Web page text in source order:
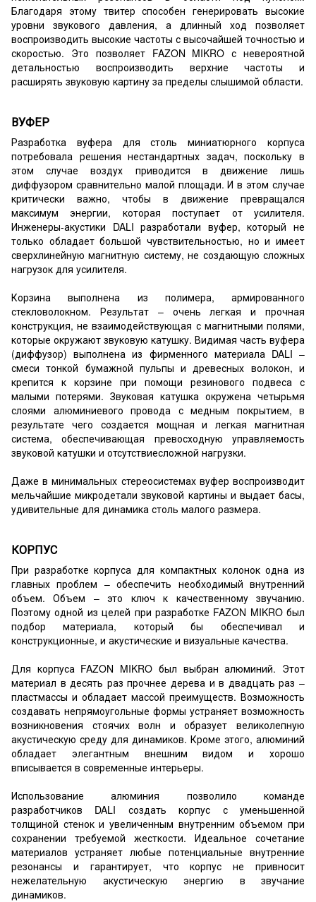
Благодаря этому твитер способен генерировать высокие
уровни звукового давления, а длинный ход позволяет
воспроизводить высокие частоты с высочайшей точностью и
скоростью. Это позволяет FAZON MIKRO с невероятной
детальностью воспроизводить верхние частоты и
расширять звуковую картину за пределы слышимой области.
ВУФЕР
Разработка вуфера для столь миниатюрного корпуса
потребовала решения нестандартных задач, поскольку в
этом случае воздух приводится в движение лишь
диффузором сравнительно малой площади. И в этом случае
критически важно, чтобы в движение превращался
максимум энергии, которая поступает от усилителя.
Инженеры-акустики DALI разработали вуфер, который не
только обладает большой чувствительностью, но и имеет
сверхлинейную магнитную систему, не создающую сложных
нагрузок для усилителя.
Корзина выполнена из полимера, армированного
стекловолокном. Результат – очень легкая и прочная
конструкция, не взаимодействующая с магнитными полями,
которые окружают звуковую катушку. Видимая часть вуфера
(диффузор) выполнена из фирменного материала DALI –
смеси тонкой бумажной пульпы и древесных волокон, и
крепится к корзине при помощи резинового подвеса с
малыми потерями. Звуковая катушка окружена четырьмя
слоями алюминиевого провода с медным покрытием, в
результате чего создается мощная и легкая магнитная
система, обеспечивающая превосходную управляемость
звуковой катушки и отсутствиесложной нагрузки.
Даже в минимальных стереосистемах вуфер воспроизводит
мельчайшие микродетали звуковой картины и выдает басы,
удивительные для динамика столь малого размера.
КОРПУС
При разработке корпуса для компактных колонок одна из
главных проблем – обеспечить необходимый внутренний
объем. Объем – это ключ к качественному звучанию.
Поэтому одной из целей при разработке FAZON MIKRO был
подбор материала, который бы обеспечивал и
конструкционные, и акустические и визуальные качества.
Для корпуса FAZON MIKRO был выбран алюминий. Этот
материал в десять раз прочнее дерева и в двадцать раз –
пластмассы и обладает массой преимуществ. Возможность
создавать непрямоугольные формы устраняет возможность
возникновения стоячих волн и образует великолепную
акустическую среду для динамиков. Кроме этого, алюминий
обладает элегантным внешним видом и хорошо
вписывается в современные интерьеры.
Использование алюминия позволило команде
разработчиков DALI создать корпус с уменьшенной
толщиной стенок и увеличенным внутренним объемом при
сохранении требуемой жесткости. Идеальное сочетание
материалов устраняет любые потенциальные внутренние
резонансы и гарантирует, что корпус не привносит
нежелательную акустическую энергию в звучание
динамиков.